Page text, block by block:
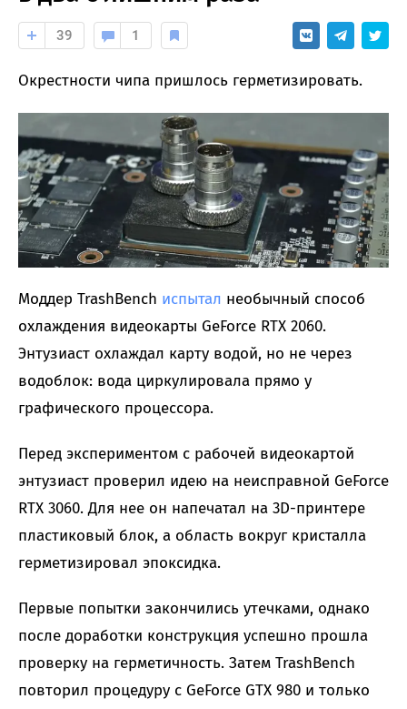
39 1
Окрестности чипа пришлось герметизировать.
Моддер TrashBench испытал необычный способ
охлаждения видеокарты GeForce RTX 2060.
Энтузиаст охлаждал карту водой, но не через
водоблок: вода циркулировала прямо у
графического процессора.
Перед экспериментом с рабочей видеокартой
энтузиаст проверил идею на неисправной GeForce
RTX 3060. Для нее он напечатал на 3D-принтере
пластиковый блок, а область вокруг кристалла
герметизировал эпоксидка.
Первые попытки закончились утечками, однако
после доработки конструкция успешно прошла
проверку на герметичность. Затем TrashBench
повторил процедуру с GeForce GTX 980 и только